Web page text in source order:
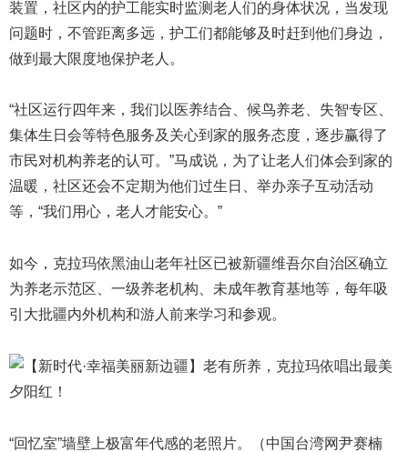
装置，社区内的护工能实时监测老人们的身体状况，当发现
问题时，不管距离多远，护工们都能够及时赶到他们身边，
做到最大限度地保护老人。
“社区运行四年来，我们以医养结合、候鸟养老、失智专区、
集体生日会等特色服务及关心到家的服务态度，逐步赢得了
市民对机构养老的认可。”马成说，为了让老人们体会到家的
温暖，社区还会不定期为他们过生日、举办亲子互动活动
等，“我们用心，老人才能安心。”
如今，克拉玛依黑油山老年社区已被新疆维吾尔自治区确立
为养老示范区、一级养老机构、未成年教育基地等，每年吸
引大批疆内外机构和游人前来学习和参观。
“回忆室”墙壁上极富年代感的老照片。（中国台湾网尹赛楠